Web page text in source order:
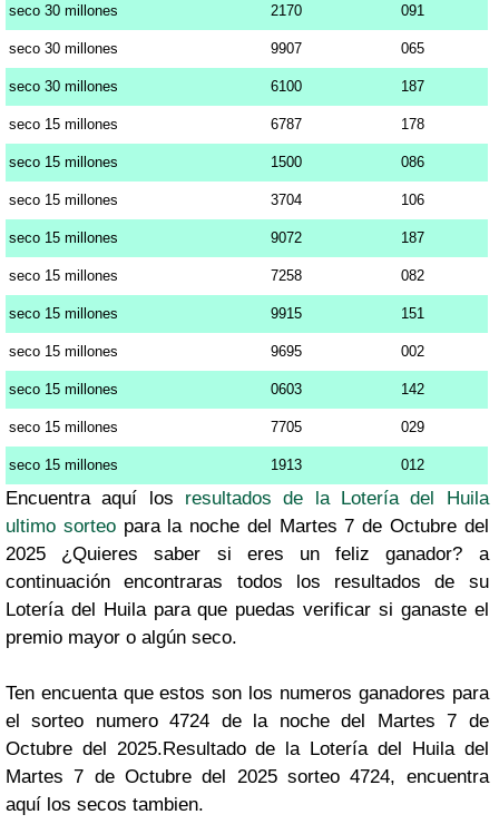
seco 30 millones 2170 091
seco 30 millones 9907 065
seco 30 millones 6100 187
seco 15 millones 6787 178
seco 15 millones 1500 086
seco 15 millones 3704 106
seco 15 millones 9072 187
seco 15 millones 7258 082
seco 15 millones 9915 151
seco 15 millones 9695 002
seco 15 millones 0603 142
seco 15 millones 7705 029
seco 15 millones 1913 012
Encuentra aquí los resultados de la Lotería del Huila
ultimo sorteopara la noche del Martes 7 de Octubre del
2025 ¿Quieres saber si eres un feliz ganador? a
continuación encontraras todos los resultados de su
Lotería del Huila para que puedas verificar si ganaste el
premio mayor o algún seco.
Ten encuenta que estos son los numeros ganadores para
el sorteo numero 4724 de la noche del Martes 7 de
Octubre del 2025.Resultado de la Lotería del Huila del
Martes 7 de Octubre del 2025 sorteo 4724, encuentra
aquí los secos tambien.